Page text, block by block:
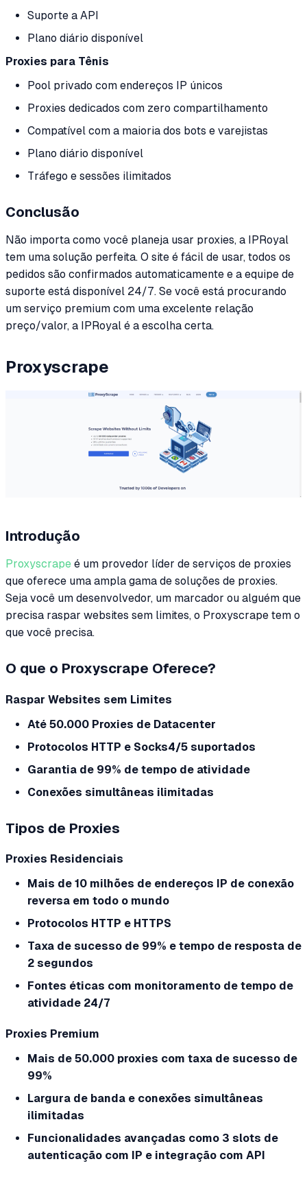
Suporte a API
Plano diário disponível
Proxies para Tênis
Pool privado com endereços IP únicos
Proxies dedicados com zero compartilhamento
Compatível com a maioria dos bots e varejistas
Plano diário disponível
Tráfego e sessões ilimitados
Conclusão
Não importa como você planeja usar proxies, a IPRoyal
tem uma solução perfeita. O site é fácil de usar, todos os
pedidos são confirmados automaticamente e a equipe de
suporte está disponível 24/7. Se você está procurando
um serviço premium com uma excelente relação
preço/valor, a IPRoyal é a escolha certa.
Proxyscrape
Introdução
Proxyscrape é um provedor líder de serviços de proxies
que oferece uma ampla gama de soluções de proxies.
Seja você um desenvolvedor, um marcador ou alguém que
precisa raspar websites sem limites, o Proxyscrape tem o
que você precisa.
O que o Proxyscrape Oferece?
Raspar Websites sem Limites
Até 50.000 Proxies de Datacenter
Protocolos HTTP e Socks4/5 suportados
Garantia de 99% de tempo de atividade
Conexões simultâneas ilimitadas
Tipos de Proxies
Proxies Residenciais
Mais de 10 milhões de endereços IP de conexão
reversa em todo o mundo
Protocolos HTTP e HTTPS
Taxa de sucesso de 99% e tempo de resposta de
2 segundos
Fontes éticas com monitoramento de tempo de
atividade 24/7
Proxies Premium
Mais de 50.000 proxies com taxa de sucesso de
99%
Largura de banda e conexões simultâneas
ilimitadas
Funcionalidades avançadas como 3 slots de
autenticação com IP e integração com API